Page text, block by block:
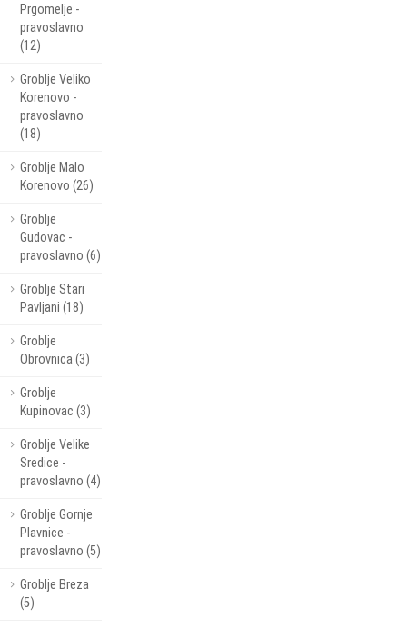
Prgomelje -
pravoslavno
(12)
Groblje Veliko
Korenovo -
pravoslavno
(18)
Groblje Malo
Korenovo (26)
Groblje
Gudovac -
pravoslavno (6)
Groblje Stari
Pavljani (18)
Groblje
Obrovnica (3)
Groblje
Kupinovac (3)
Groblje Velike
Sredice -
pravoslavno (4)
Groblje Gornje
Plavnice -
pravoslavno (5)
Groblje Breza
(5)